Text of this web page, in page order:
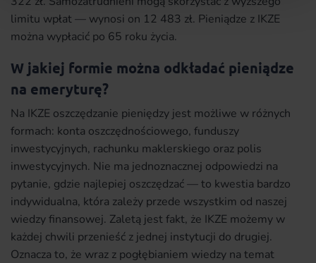
limitu wpłat — wynosi on 12 483 zł. Pieniądze z IKZE
można wypłacić po 65 roku życia.
W jakiej formie można odkładać pieniądze
na emeryturę?
Na IKZE oszczędzanie pieniędzy jest możliwe w różnych
formach: konta oszczędnościowego, funduszy
inwestycyjnych, rachunku maklerskiego oraz polis
inwestycyjnych. Nie ma jednoznacznej odpowiedzi na
pytanie, gdzie najlepiej oszczędzać — to kwestia bardzo
indywidualna, która zależy przede wszystkim od naszej
wiedzy finansowej. Zaletą jest fakt, że IKZE możemy w
każdej chwili przenieść z jednej instytucji do drugiej.
Oznacza to, że wraz z pogłębianiem wiedzy na temat